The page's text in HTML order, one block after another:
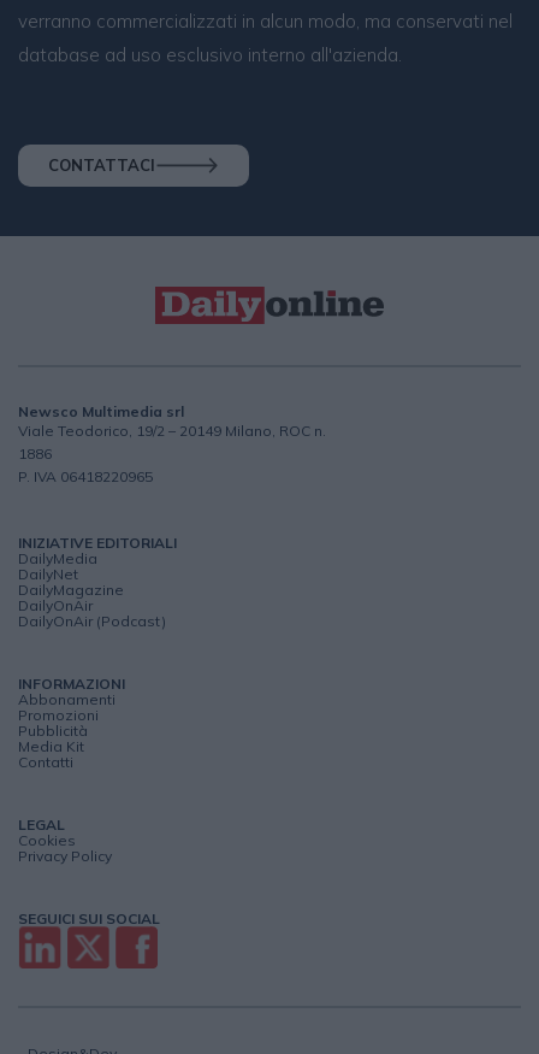
verranno commercializzati in alcun modo, ma conservati nel
database ad uso esclusivo interno all'azienda.
CONTATTACI
Newsco Multimedia srl
Viale Teodorico, 19/2 – 20149 Milano, ROC n.
1886
P. IVA 06418220965
INIZIATIVE EDITORIALI
DailyMedia
DailyNet
DailyMagazine
DailyOnAir
DailyOnAir (Podcast)
INFORMAZIONI
Abbonamenti
Promozioni
Pubblicità
Media Kit
Contatti
LEGAL
Cookies
Privacy Policy
SEGUICI SUI SOCIAL